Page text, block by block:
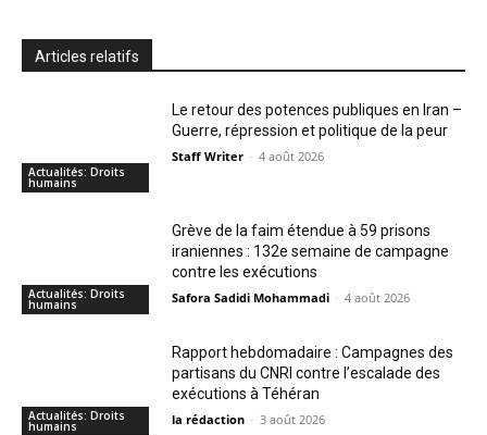
Articles relatifs
Actualités: Droits
humains
Le retour des potences publiques en Iran –
Guerre, répression et politique de la peur
Staff Writer - 4 août 2026
Actualités: Droits
humains
Grève de la faim étendue à 59 prisons
iraniennes : 132e semaine de campagne
contre les exécutions
Safora Sadidi Mohammadi - 4 août 2026
Actualités: Droits
humains
Rapport hebdomadaire : Campagnes des
partisans du CNRI contre l’escalade des
exécutions à Téhéran
la rédaction - 3 août 2026